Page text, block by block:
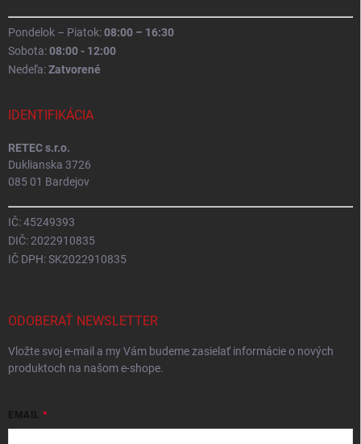
Pondelok – Piatok:08:00 – 16:30
Sobota:08:00 - 12:00
Nedeľa:Zatvorené
IDENTIFIKÁCIA
RETEC s.r.o.
Duklianska 3726
085 01 Bardejov
IČ: 45249393
DIČ: 2022910835
IČ DPH: SK2022910835
ODOBERAŤ NEWSLETTER
Vložte svoj e-mail a my Vám budeme zasielať informácie o nových
produktoch na našom e-shope.
EMAIL